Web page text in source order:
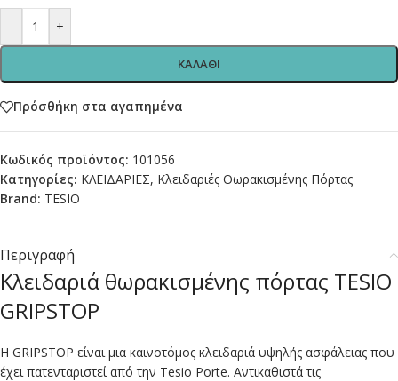
- +
ΚΑΛΑΘΙ
Πρόσθήκη στα αγαπημένα
Κωδικός προϊόντος: 101056
Κατηγορίες: ΚΛΕΙΔΑΡΙΕΣ, Κλειδαριές Θωρακισμένης Πόρτας
Brand: TESIO
Περιγραφή
Κλειδαριά θωρακισμένης πόρτας TESIO
GRIPSTOP
Η GRIPSTOP είναι μια καινοτόμος κλειδαριά υψηλής ασφάλειας που
έχει πατενταριστεί από την Tesio Porte. Αντικαθιστά τις